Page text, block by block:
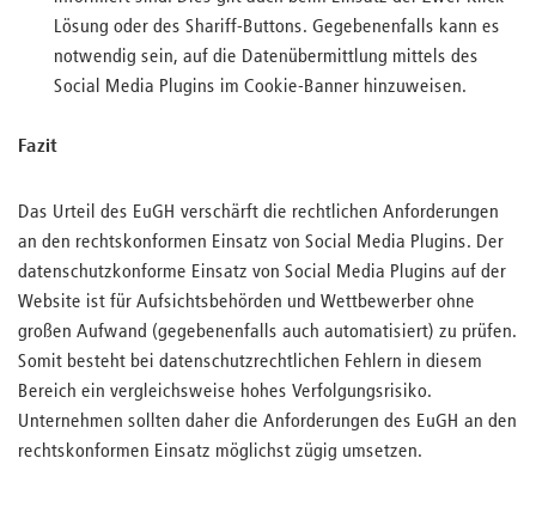
Lösung oder des Shariff-Buttons. Gegebenenfalls kann es
notwendig sein, auf die Datenübermittlung mittels des
Social Media Plugins im Cookie-Banner hinzuweisen.
Fazit
Das Urteil des EuGH verschärft die rechtlichen Anforderungen
an den rechtskonformen Einsatz von Social Media Plugins. Der
datenschutzkonforme Einsatz von Social Media Plugins auf der
Website ist für Aufsichtsbehörden und Wettbewerber ohne
großen Aufwand (gegebenenfalls auch automatisiert) zu prüfen.
Somit besteht bei datenschutzrechtlichen Fehlern in diesem
Bereich ein vergleichsweise hohes Verfolgungsrisiko.
Unternehmen sollten daher die Anforderungen des EuGH an den
rechtskonformen Einsatz möglichst zügig umsetzen.